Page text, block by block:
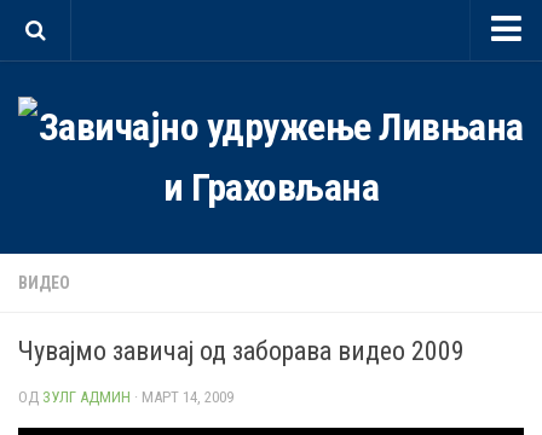
О нама
Програм
Организација
Мултимедија
Галерије
ВИДЕО
Чувајмо завичај од заборава видео 2009
ОД ЗУЛГ АДМИН · МАРТ 14, 2009